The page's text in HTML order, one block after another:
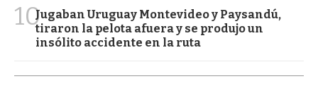
10Jugaban Uruguay Montevideo y Paysandú,
tiraron la pelota afuera y se produjo un
insólito accidente en la ruta